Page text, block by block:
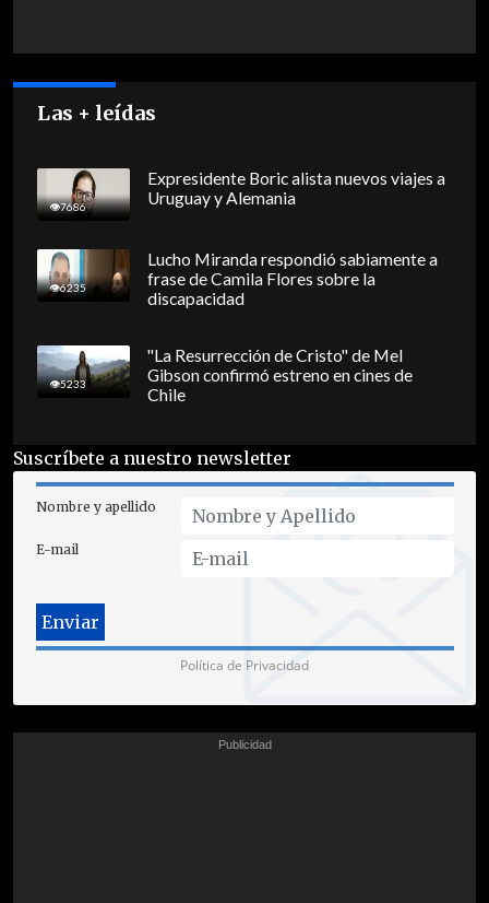
Las + leídas
7686
Expresidente Boric alista nuevos viajes a
Uruguay y Alemania
6235
Lucho Miranda respondió sabiamente a
frase de Camila Flores sobre la
discapacidad
5233
"La Resurrección de Cristo" de Mel
Gibson confirmó estreno en cines de
Chile
Suscríbete a nuestro newsletter
Nombre y apellido
E-mail
Política de Privacidad